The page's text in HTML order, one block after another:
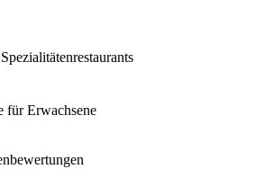
für Erwachsene